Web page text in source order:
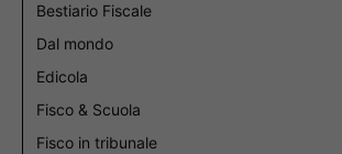
Bestiario Fiscale
Dal mondo
Edicola
Fisco & Scuola
Fisco in tribunale